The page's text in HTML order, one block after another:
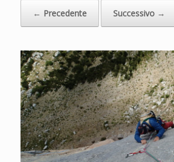
← Precedente
Successivo →